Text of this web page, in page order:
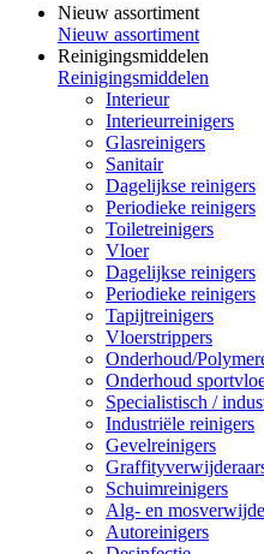
Nieuw assortiment
Nieuw assortiment
Reinigingsmiddelen
Reinigingsmiddelen
Interieur
Interieurreinigers
Glasreinigers
Sanitair
Dagelijkse reinigers
Periodieke reinigers
Toiletreinigers
Vloer
Dagelijkse reinigers
Periodieke reinigers
Tapijtreinigers
Vloerstrippers
Onderhoud/
Onderhoud
Specialistisch /
Industriële reinigers
Gevelreinigers
Schuimreinigers
Alg- en
Autoreinigers